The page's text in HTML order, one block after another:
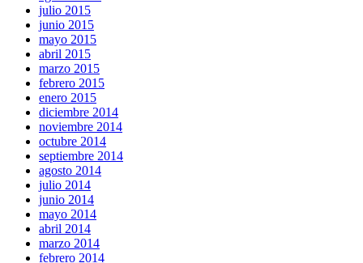
julio 2015
junio 2015
mayo 2015
abril 2015
marzo 2015
febrero 2015
enero 2015
diciembre 2014
noviembre 2014
octubre 2014
septiembre 2014
agosto 2014
julio 2014
junio 2014
mayo 2014
abril 2014
marzo 2014
febrero 2014